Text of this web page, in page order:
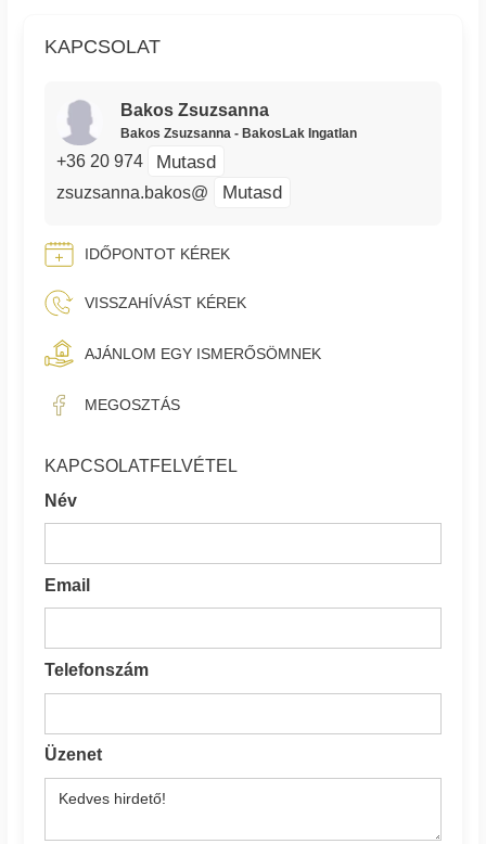
KAPCSOLAT
Bakos Zsuzsanna
Bakos Zsuzsanna - BakosLak Ingatlan
+36 20 974 Mutasd
zsuzsanna.bakos@ Mutasd
IDŐPONTOT KÉREK
VISSZAHÍVÁST KÉREK
AJÁNLOM EGY ISMERŐSÖMNEK
MEGOSZTÁS
KAPCSOLATFELVÉTEL
Név
Email
Telefonszám
Üzenet